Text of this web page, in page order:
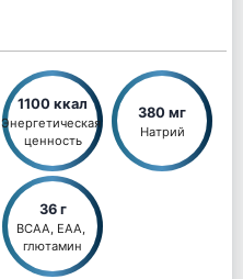
1100 ккал
Энергетическая
ценность
380 мг
Натрий
36 г
BCAA, EAA,
глютамин